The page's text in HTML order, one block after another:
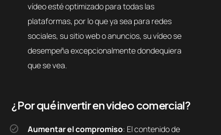
vídeo esté optimizado para todas las
plataformas, por lo que ya sea para redes
sociales, su sitio web o anuncios, su vídeo se
desempeña excepcionalmente dondequiera
que se vea.
¿Por qué invertir en video comercial?
Aumentar el compromiso: El contenido de